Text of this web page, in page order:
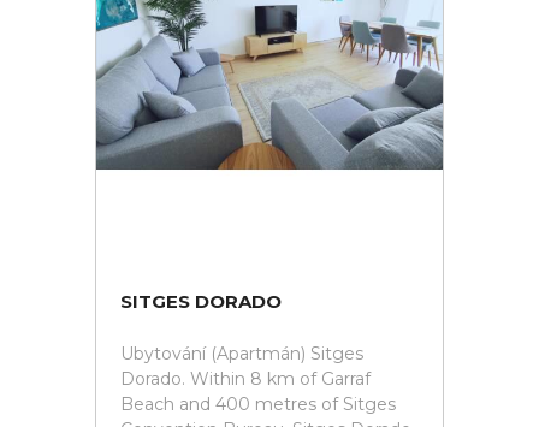
SITGES DORADO
Ubytování (Apartmán) Sitges
Dorado. Within 8 km of Garraf
Beach and 400 metres of Sitges